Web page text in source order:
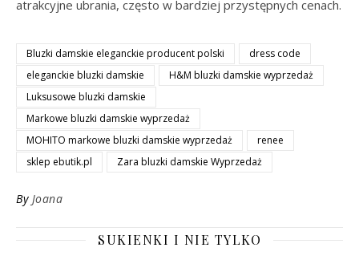
atrakcyjne ubrania, często w bardziej przystępnych cenach.
Bluzki damskie eleganckie producent polski
dress code
eleganckie bluzki damskie
H&M bluzki damskie wyprzedaż
Luksusowe bluzki damskie
Markowe bluzki damskie wyprzedaż
MOHITO markowe bluzki damskie wyprzedaż
renee
sklep ebutik.pl
Zara bluzki damskie Wyprzedaż
By Joana
SUKIENKI I NIE TYLKO